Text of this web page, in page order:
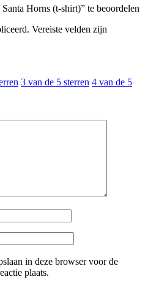
Horns (t-shirt)” te beoordelen
Vereiste velden zijn
3 van de 5 sterren 4 van de 5
in deze browser voor de
plaats.